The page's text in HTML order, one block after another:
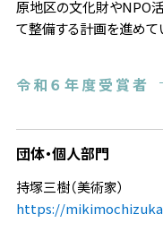
原地区の文化財やNPO
て整備する計画を進めて
令和６年度受賞者
団体・個人部門
持塚三樹（美術家）
https://